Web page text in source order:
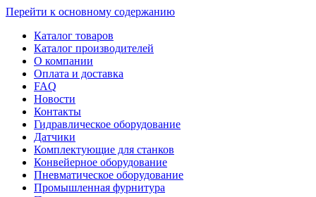
Перейти к основному содержанию
Каталог товаров
Каталог производителей
О компании
Оплата и доставка
FAQ
Новости
Контакты
Гидравлическое оборудование
Датчики
Комплектующие для станков
Конвейерное оборудование
Пневматическое оборудование
Промышленная фурнитура